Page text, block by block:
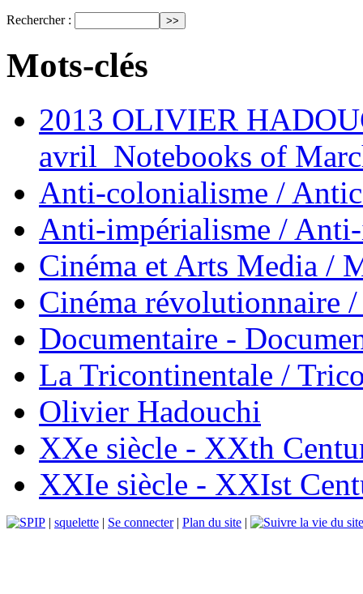
Rechercher :
Mots-clés
2013 OLIVIER
avril_Notebooks of
Anti-colonialisme /
Anti-impérialisme /
Cinéma et Arts Media /
Cinéma révolutionnaire
Documentaire -
La Tricontinentale /
Olivier Hadouchi
XXe siècle - XXth
XXIe siècle - XXIst
| squelette | Se connecter| Plan du site |